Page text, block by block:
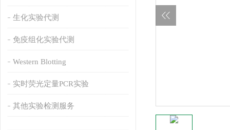
生化实验代测
免疫组化实验代测
Western Blotting
实时荧光定量PCR实验
其他实验检测服务